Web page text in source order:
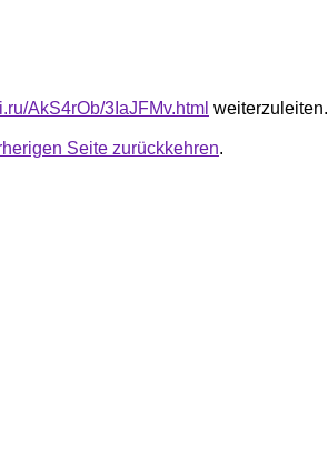
AkS4rOb/3IaJFMv.html weiterzuleiten.
Seite zurückkehren.